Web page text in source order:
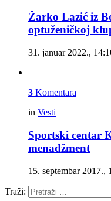
Žarko Lazić iz
optuženičkoj
31. januar 2022.,
3 Komentara
in Vesti
Sportski centar
menadžment
15. septembar 2017.,
Traži: